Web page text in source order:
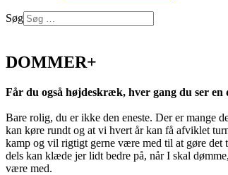
Søg
DOMMER+
Får du også højdeskræk, hver gang du ser en
Bare rolig, du er ikke den eneste. Der er mange
kan køre rundt og at vi hvert år kan få afviklet
kamp og vil rigtigt gerne være med til at gøre det
dels kan klæde jer lidt bedre på, når I skal
være med.